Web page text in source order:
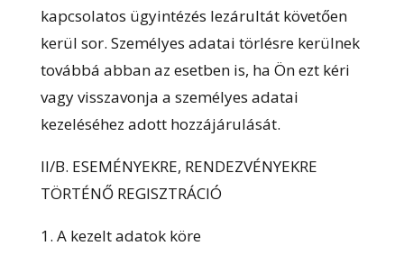
kapcsolatos ügyintézés lezárultát követően
kerül sor. Személyes adatai törlésre kerülnek
továbbá abban az esetben is, ha Ön ezt kéri
vagy visszavonja a személyes adatai
kezeléséhez adott hozzájárulását.
II/B. ESEMÉNYEKRE, RENDEZVÉNYEKRE
TÖRTÉNŐ REGISZTRÁCIÓ
1. A kezelt adatok köre